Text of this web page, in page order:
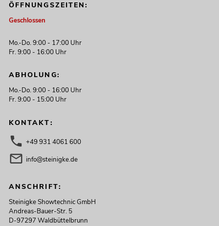
ÖFFNUNGSZEITEN:
Geschlossen
Mo.-Do. 9:00 - 17:00 Uhr
Fr. 9:00 - 16:00 Uhr
ABHOLUNG:
Mo.-Do. 9:00 - 16:00 Uhr
Fr. 9:00 - 15:00 Uhr
KONTAKT:
+49 931 4061 600
info@steinigke.de
ANSCHRIFT:
Steinigke Showtechnic GmbH
Andreas-Bauer-Str. 5
D-97297 Waldbüttelbrunn